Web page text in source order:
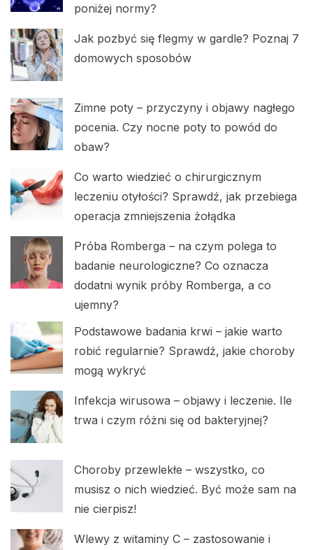
poniżej normy?
Jak pozbyć się flegmy w gardle? Poznaj 7
domowych sposobów
Zimne poty – przyczyny i objawy nagłego
pocenia. Czy nocne poty to powód do
obaw?
Co warto wiedzieć o chirurgicznym
leczeniu otyłości? Sprawdź, jak przebiega
operacja zmniejszenia żołądka
Próba Romberga – na czym polega to
badanie neurologiczne? Co oznacza
dodatni wynik próby Romberga, a co
ujemny?
Podstawowe badania krwi – jakie warto
robić regularnie? Sprawdź, jakie choroby
mogą wykryć
Infekcja wirusowa – objawy i leczenie. Ile
trwa i czym różni się od bakteryjnej?
Choroby przewlekłe – wszystko, co
musisz o nich wiedzieć. Być może sam na
nie cierpisz!
Wlewy z witaminy C – zastosowanie i